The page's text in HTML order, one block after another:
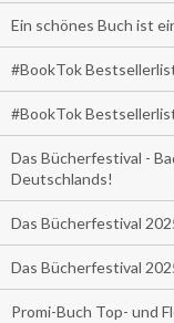
Ein schönes Buch ist
#BookTok
#BookTok
Das Bücherfestival -
Deutschlands!
Das Bücherfestival
Das Bücherfestival
Promi-Buch Top- und